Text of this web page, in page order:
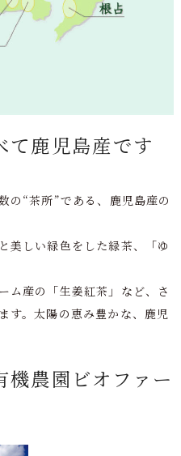
て鹿児島産です
の“茶所”である、鹿児島産の
美しい緑色をした緑茶、「ゆ
ム産の「生姜紅茶」など、さ
す。太陽の恵み豊かな、鹿児
機農園ビオファー